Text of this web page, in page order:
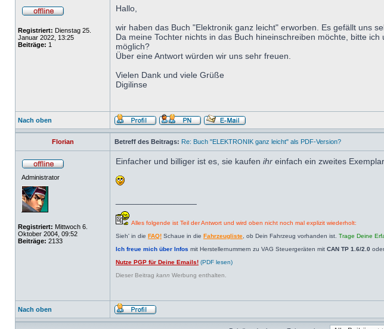
Registriert: Dienstag 25.
Januar 2022, 13:25
Beiträge: 1
Hallo,
wir haben das Buch "Elektronik ganz leicht" erworben. Es gefällt uns
Da meine Tochter nichts in das Buch hineinschreiben möchte, bitte
möglich?
Über eine Antwort würden wir uns sehr freuen.
Vielen Dank und viele Grüße
Digilinse
Nach oben
Florian Betreff des Beitrags: Re: Buch "ELEKTRONIK ganz leicht" als PDF-Version?
Administrator
Registriert: Mittwoch 6.
Oktober 2004, 09:52
Beiträge: 2133
Einfacher und billiger ist es, sie kaufen ihr einfach ein zweites Exemplar.
Alles folgende ist Teil der Antwort und wird oben nicht noch mal explizit wiederholt:
Sieh' in die FAQ! Schaue in die Fahrzeugliste , ob Dein Fahrzeug vorhanden ist. Trage Deine
Ich freue mich über Infos mit Herstellernummern zu VAG Steuergeräten mit CAN TP 1.6/2.0
Nutze PGP für Deine Emails! (PDF lesen)
Dieser Beitrag kann Werbung enthalten.
Nach oben